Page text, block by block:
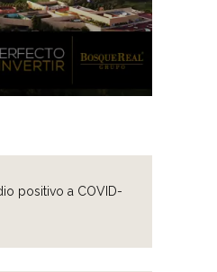
positivo a COVID-